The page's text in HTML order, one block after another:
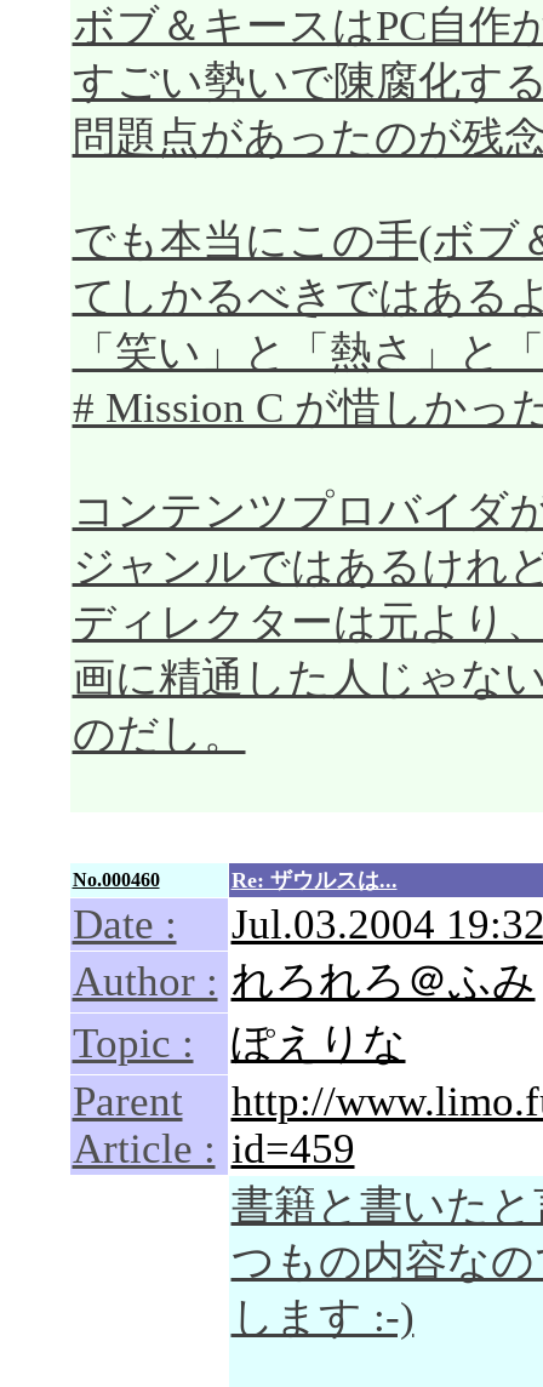
ボブ＆キースはPC自作
すごい勢いで陳腐化す
問題点があったのが残
でも本当にこの手(ボブ
てしかるべきではある
「笑い」と「熱さ」と
# Mission C が惜しかっ
コンテンツプロバイダ
ジャンルではあるけれ
ディレクターは元より
画に精通した人じゃな
のだし。
No.000460 Re: ザウルスは...
Date :
Jul.03.2004
Author : れろれろ＠ふみ
Topic :
ぽえりな
Parent
Article :
http://
id=459
書籍と書いた
つもの内容な
します :-)